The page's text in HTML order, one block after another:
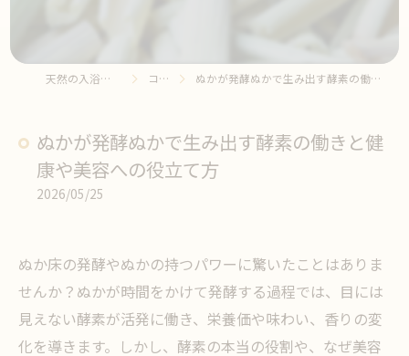
天然の入浴剤ならLB企画 コラム ぬかが発酵ぬかで生み出す酵素の働きと健康や美容への役立て方
ぬかが発酵ぬかで生み出す酵素の働きと健
康や美容への役立て方
2026/05/25
ぬか床の発酵やぬかの持つパワーに驚いたことはありま
せんか？ぬかが時間をかけて発酵する過程では、目には
見えない酵素が活発に働き、栄養価や味わい、香りの変
化を導きます。しかし、酵素の本当の役割や、なぜ美容